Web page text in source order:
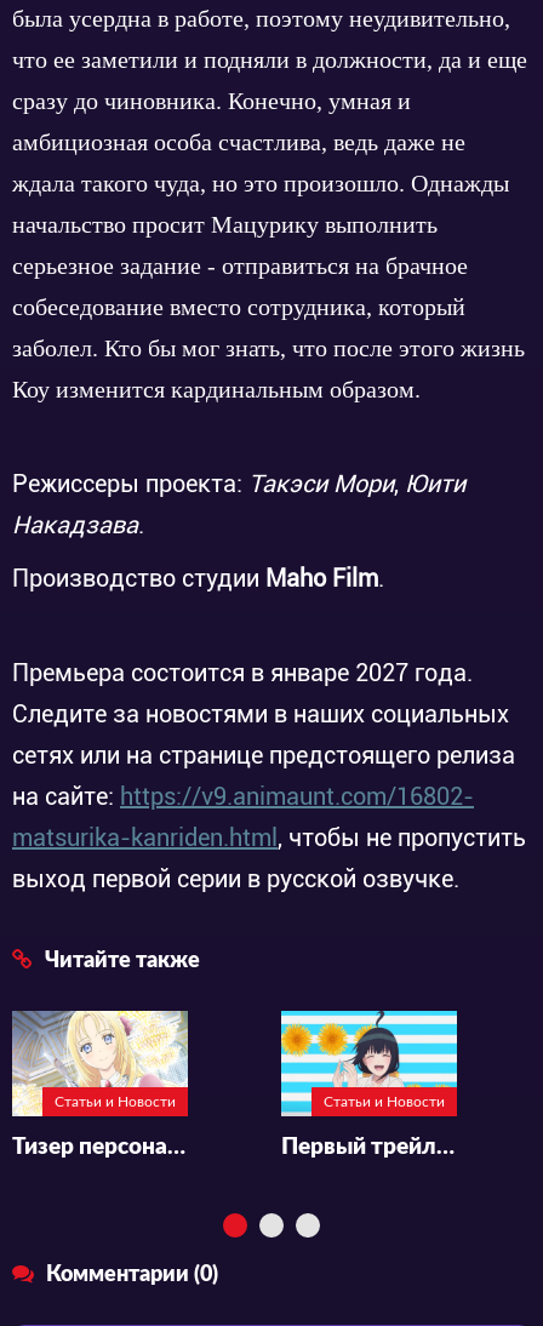
была усердна в работе, поэтому неудивительно,
что ее заметили и подняли в должности, да и еще
сразу до чиновника. Конечно, умная и
амбициозная особа счастлива, ведь даже не
ждала такого чуда, но это произошло. Однажды
начальство просит Мацурику выполнить
серьезное задание - отправиться на брачное
собеседование вместо сотрудника, который
заболел. Кто бы мог знать, что после этого жизнь
Коу изменится кардинальным образом.
Режиссеры проекта: Такэси Мори, Юити
Накадзава.
Производство студии Maho Film.
Премьера состоится в январе 2027 года.
Следите за новостями в наших социальных
сетях или на странице предстоящего релиза
на сайте: https://v9.animaunt.com/16802-
matsurika-kanriden.html , чтобы не пропустить
выход первой серии в русской озвучке.
Читайте также
Статьи и Новости
Тизер персонажа аниме-адаптации манхвы «Gekai Elise»
Статьи и Новости
Первый трейлер аниме «Pon no Michi»
Комментарии (0)